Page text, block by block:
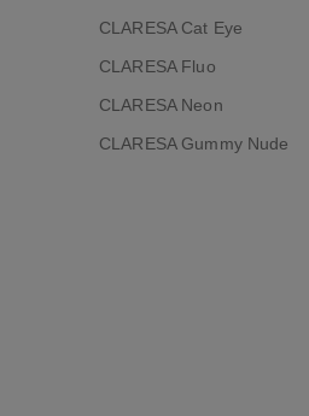
CLARESA Cat Eye
CLARESA Fluo
CLARESA Neon
CLARESA Gummy Nude